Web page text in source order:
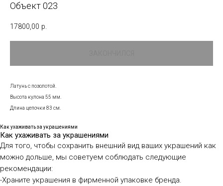
Объект 023
17800,00 р.
Латунь с позолотой.
Высота кулона 55 мм.
Длина цепочки 83 см.
Как ухаживать за украшениями
Как ухаживать за украшениями
Для того, чтобы сохранить внешний вид ваших украшений как
можно дольше, мы советуем соблюдать следующие
рекомендации:
-Храните украшения в фирменной упаковке бренда.